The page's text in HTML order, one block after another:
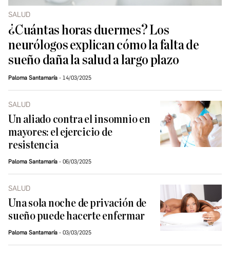
SALUD
¿Cuántas horas duermes? Los
neurólogos explican cómo la falta de
sueño daña la salud a largo plazo
Paloma Santamaría 14/03/2025
SALUD
Un aliado contra el insomnio en
mayores: el ejercicio de
resistencia
Paloma Santamaría 06/03/2025
SALUD
Una sola noche de privación de
sueño puede hacerte enfermar
Paloma Santamaría 03/03/2025